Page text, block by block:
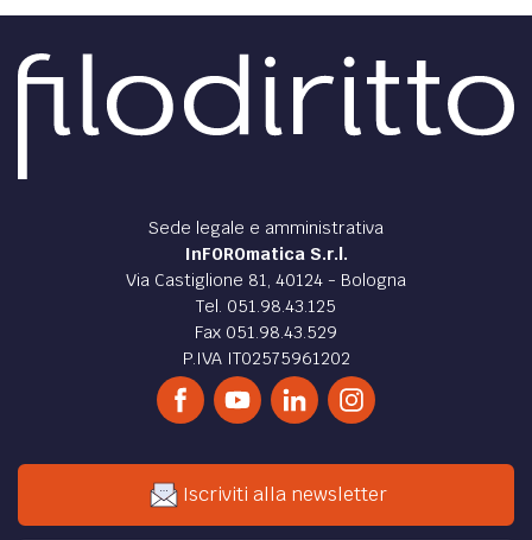
Sede legale e amministrativa
InFOROmatica S.r.l.
Via Castiglione 81, 40124 - Bologna
Tel. 051.98.43.125
Fax 051.98.43.529
P.IVA IT02575961202
Iscriviti alla newsletter